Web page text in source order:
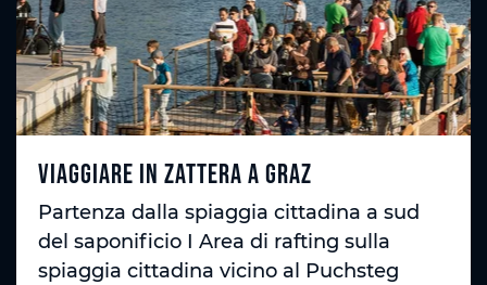
Viaggiare in zattera a Graz
Partenza dalla spiaggia cittadina a sud
del saponificio I Area di rafting sulla
spiaggia cittadina vicino al Puchsteg